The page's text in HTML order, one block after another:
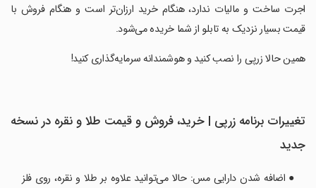
اجرت ساخت و مالیات ندارد، هنگام خرید ارزان‌تر است و هنگام فروش با
قیمت بسیار نزدیک به تابلو از شما خریده می‌شود.
‏همین حالا زرپی را نصب کنید و هوشمندانه سرمایه‌گذاری کنید!
تغییرات برنامه ‏‏‏‏زرپی | خرید، فروش و قیمت طلا و نقره در نسخه
جدید
● اضافه شدن دارایی مس: حالا می‌توانید علاوه بر طلا و نقره، روی فلز